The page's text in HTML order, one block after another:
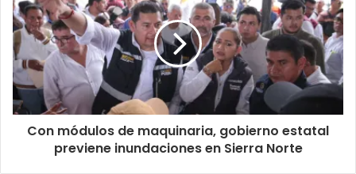
Con módulos de maquinaria, gobierno estatal
previene inundaciones en Sierra Norte